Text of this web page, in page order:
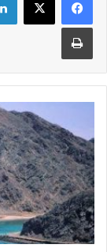
طباعة
"رأس
الحكمة"..
مصر
تطرح
منطقة
"رأس
بناس"